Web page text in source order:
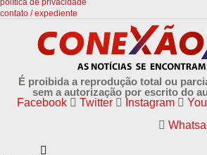
política de privacidade
contato / expediente
É proibida a reprodução total ou
sem a autorização por escrito do
Facebook
Twitter Instagram